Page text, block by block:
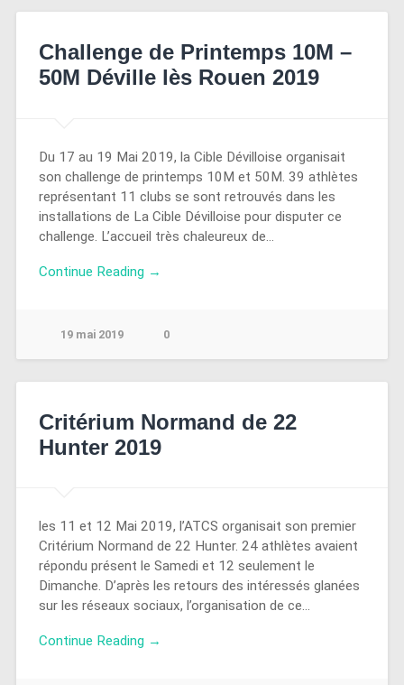
Challenge de Printemps 10M –
50M Déville lès Rouen 2019
Du 17 au 19 Mai 2019, la Cible Dévilloise organisait
son challenge de printemps 10M et 50M. 39 athlètes
représentant 11 clubs se sont retrouvés dans les
installations de La Cible Dévilloise pour disputer ce
challenge. L’accueil très chaleureux de…
Continue Reading →
19 mai 2019 0
Critérium Normand de 22
Hunter 2019
les 11 et 12 Mai 2019, l’ATCS organisait son premier
Critérium Normand de 22 Hunter. 24 athlètes avaient
répondu présent le Samedi et 12 seulement le
Dimanche. D’après les retours des intéressés glanées
sur les réseaux sociaux, l’organisation de ce…
Continue Reading →